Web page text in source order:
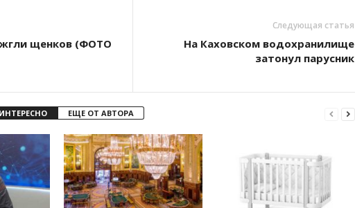
щенков (ФОТО
Следующая статья
На Каховском водохранилище
затонул парусник
ЕЩЕ ОТ АВТОРА